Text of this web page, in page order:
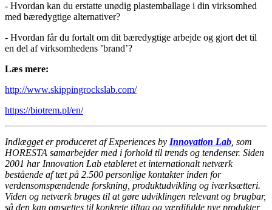
- Hvordan kan du erstatte unødig plastemballage i din virksomhed
med bæredygtige alternativer?
- Hvordan får du fortalt om dit bæredygtige arbejde og gjort det til
en del af virksomhedens ’brand’?
Læs mere:
http://www.skippingrockslab.com/
https://biotrem.pl/en/
Indlægget er produceret af Experiences by Innovation Lab, som
HORESTA samarbejder med i forhold til trends og tendenser. Siden
2001 har Innovation Lab etableret et internationalt netværk
bestående af tæt på 2.500 personlige kontakter inden for
verdensomspændende forskning, produktudvikling og iværksætteri.
Viden og netværk bruges til at gøre udviklingen relevant og brugbar,
så den kan omsættes til konkrete tiltag og værdifulde nye produkter